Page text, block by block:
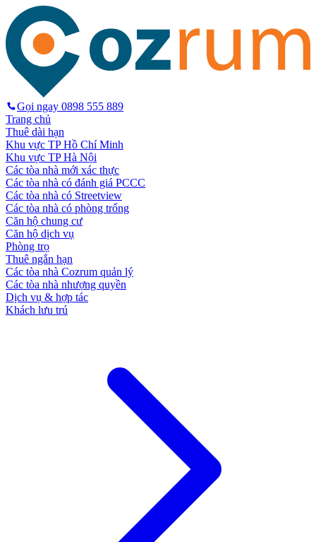
Gọi ngay 0898 555 889
Trang chủ
Thuê dài hạn
Khu vực TP Hồ Chí Minh
Khu vực TP Hà Nội
Các tòa nhà mới xác thực
Các tòa nhà có đánh giá PCCC
Các tòa nhà có Streetview
Các tòa nhà có phòng trống
Căn hộ chung cư
Căn hộ dịch vụ
Phòng trọ
Thuê ngắn hạn
Các tòa nhà Cozrum quản lý
Các tòa nhà nhượng quyền
Dịch vụ & hợp tác
Khách lưu trú